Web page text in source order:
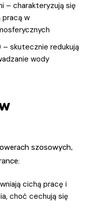
– charakteryzują się
pracą w
– skutecznie redukują
wody
szosowych,
cichą pracę i
choć cechują się